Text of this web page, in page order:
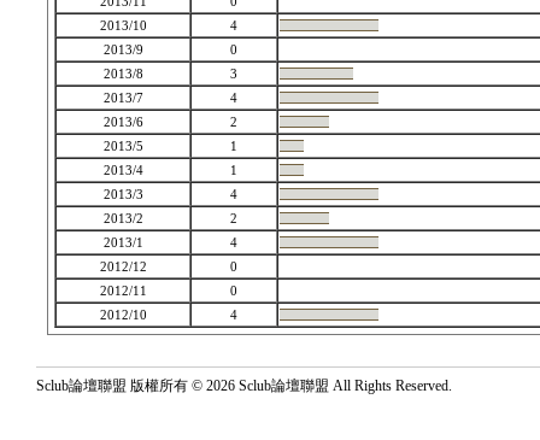
2013/10
4
2013/9
0
2013/8
3
2013/7
4
2013/6
2
2013/5
1
2013/4
1
2013/3
4
2013/2
2
2013/1
4
2012/12
0
2012/11
0
2012/10
4
Sclub論壇聯盟 版權所有 © 2026 Sclub論壇聯盟 All Rights Reserved.